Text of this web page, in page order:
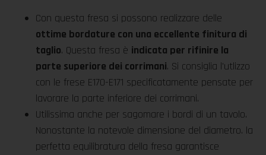
Con questa fresa si possono realizzare delle
ottime bordature con una eccellente finitura di
taglio. Questa fresa è indicata per rifinire la
parte superiore dei corrimani. Si consiglia l'utlizzo
con le frese E170-E171 specificatamente pensate per
lavorare la parte inferiore dei corrimani.
Utilissima anche per sagomare i bordi di un tavolo.
Nonostante la notevole dimensione del diametro. la
perfetta equilibratura della fresa garantisce